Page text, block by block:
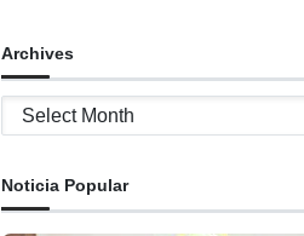
Archives
Archives
Noticia Popular